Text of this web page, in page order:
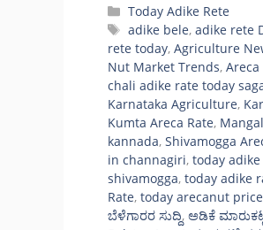
Categories
Today Adike Rete
Tags
adike bele,adike rete
rete today, Agriculture
Nut Market Trends,
chali adike rate today
Karnataka Agriculture,
Kumta Areca Rate,
kannada, Shivamogga
in channagiri, today
shivamogga, today adike
Rate, today arecanut price
ಬೆಳೆಗಾರರ ಸುದ್ದಿ, ಅಡಿಕೆ